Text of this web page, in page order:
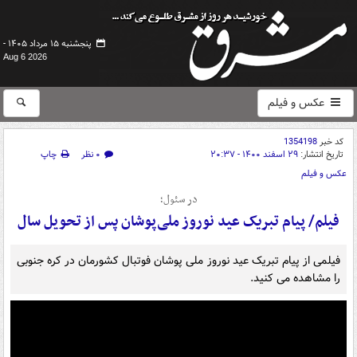
پنجشنبه ۱۵ مرداد ۱۴۰۵ -
Aug 6 2026
عکس و فیلم
کد خبر1354198
تاریخ انتشار: ۲۹ اسفند ۱۴۰۰ - ۲۰:۳۷ ۰ نظر
چاپ
عکس و فیلم
در سئول؛
فیلم/ پیام تبریک عید نوروز ملی‌پوشان پس از تحویل سال
فیلمی از پیام تبریک عید نوروز ملی پوشان فوتبال کشورمان در کره جنوبی
را مشاهده می کنید.